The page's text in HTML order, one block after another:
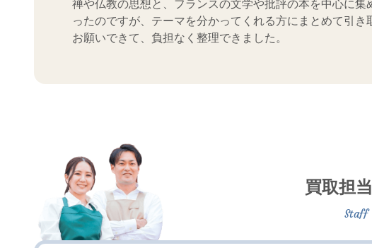
禅や仏教の思想と、フランスの文学や批評の本を中心に
ったのですが、テーマを分かってくれる方にまとめて引
お願いできて、負担なく整理できました。
買取担